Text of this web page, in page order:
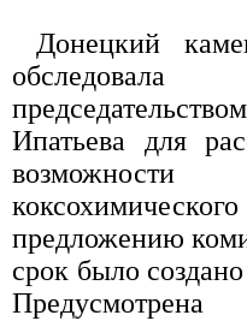
Донецкий
Ипатьева для
предложению
срок было